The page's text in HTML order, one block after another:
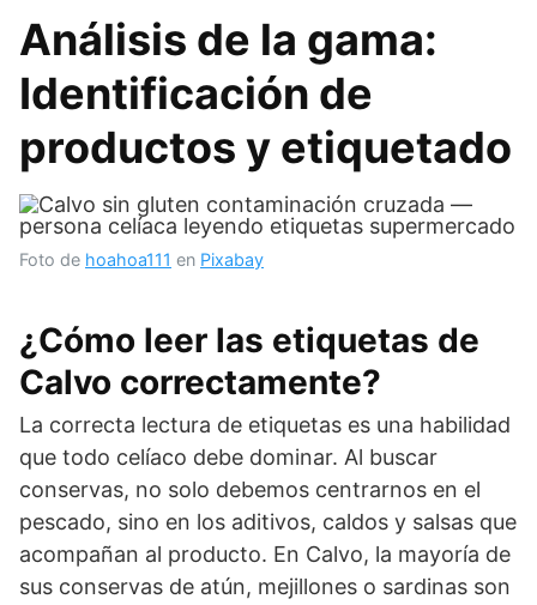
Análisis de la gama:
Identificación de
productos y etiquetado
Foto de hoahoa111 en Pixabay
¿Cómo leer las etiquetas de
Calvo correctamente?
La correcta lectura de etiquetas es una habilidad
que todo celíaco debe dominar. Al buscar
conservas, no solo debemos centrarnos en el
pescado, sino en los aditivos, caldos y salsas que
acompañan al producto. En Calvo, la mayoría de
sus conservas de atún, mejillones o sardinas son